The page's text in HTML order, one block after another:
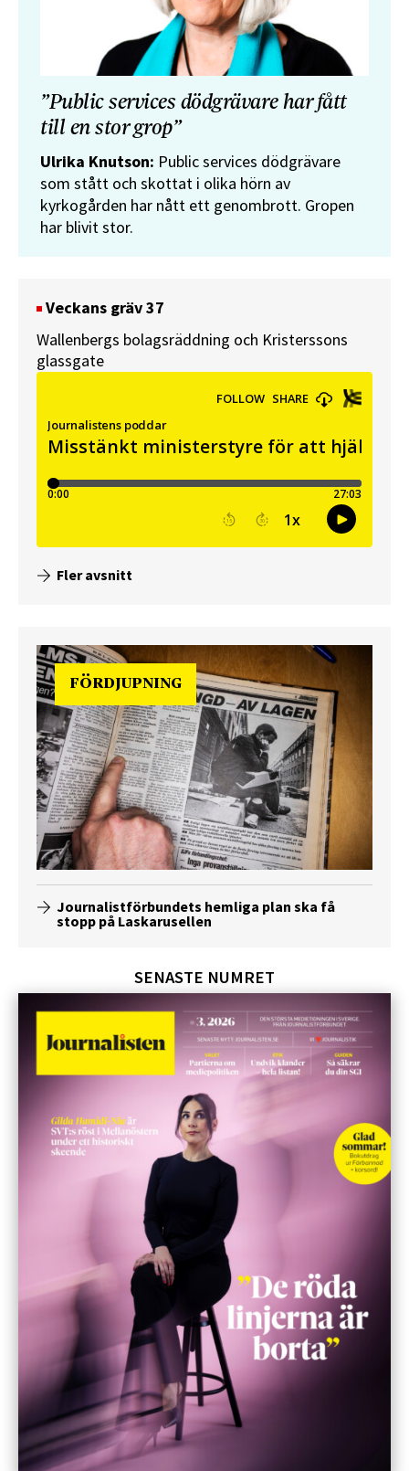
”Public services dödgrävare har fått
till en stor grop”
Ulrika Knutson: Public services dödgrävare
som stått och skottat i olika hörn av
kyrkogården har nått ett genombrott. Gropen
har blivit stor.
Veckans gräv 37
Wallenbergs bolagsräddning och Kristerssons
glassgate
Fler avsnitt
FÖRDJUPNING
Journalistförbundets hemliga plan ska få
stopp på Laskarusellen
SENASTE NUMRET